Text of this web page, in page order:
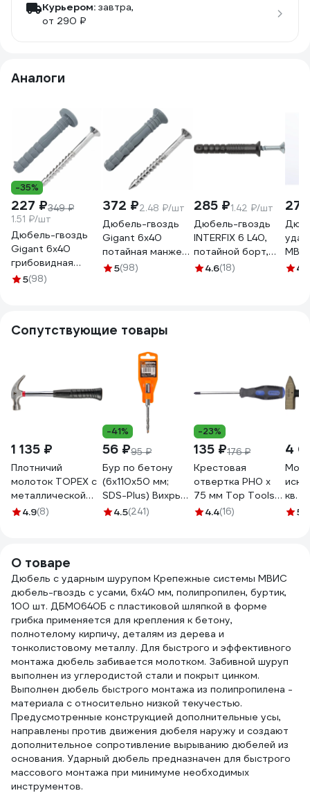
Курьером: завтра,
от 290 ₽
Аналоги
-35%
227 ₽349 ₽
1.51 ₽/шт
Дюбель-гвоздь
Gigant 6x40
грибовидная
манжета
5(98)
372 ₽2.48 ₽/шт
Дюбель-гвоздь
Gigant 6x40
потайная манжета
полипропилен 150
5(98)
285 ₽1.42 ₽/шт
Дюбель-гвоздь
INTERFIX 6 L40,
потайной борт,
быстрый монтаж
4.6(18) 4.7
Сопутствующие товары
1 135 ₽
Плотничий
молоток TOPEX с
металлической
рукояткой, 450 г
4.9(8)
-41%
56 ₽95 ₽
Бур по бетону
(6x110x50 мм;
SDS-Plus) Вихрь
73/10/7/1
4.5(241)
-23%
135 ₽176 ₽
Крестовая
отвертка PH0 x
75 мм Top Tools
39D650
4.4(16)
4
кв.
5
О товаре
Дюбель с ударным шурупом Крепежные системы МВИС
дюбель-гвоздь с усами, 6x40 мм, полипропилен, буртик,
100 шт. ДБМ0640Б с пластиковой шляпкой в форме
грибка применяется для крепления к бетону,
полнотелому кирпичу, деталям из дерева и
тонколистовому металлу. Для быстрого и эффективного
монтажа дюбель забивается молотком. Забивной шуруп
выполнен из углеродистой стали и покрыт цинком.
Выполнен дюбель быстрого монтажа из полипропилена -
материала с относительно низкой текучестью.
Предусмотренные конструкцией дополнительные усы,
направлены против движения дюбеля наружу и создают
дополнительное сопротивление вырыванию дюбелей из
основания. Ударный дюбель предназначен для быстрого
массового монтажа при минимуме необходимых
инструментов.